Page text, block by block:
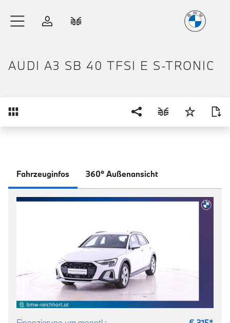
Anmelden
AUDI A3 SB 40 TFSI E S-TRONIC
Fahrzeuginfos 360° Außenansicht